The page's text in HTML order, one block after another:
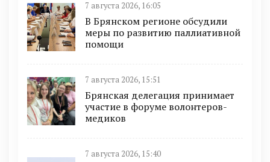
7 августа 2026, 16:05
В Брянском регионе обсудили
меры по развитию паллиативной
помощи
7 августа 2026, 15:51
Брянская делегация принимает
участие в форуме волонтеров-
медиков
7 августа 2026, 15:40